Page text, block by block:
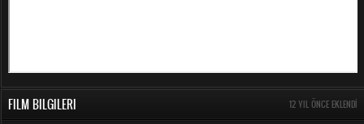
FILM BILGILERI 12 YIL ÖNCE EKLENDI